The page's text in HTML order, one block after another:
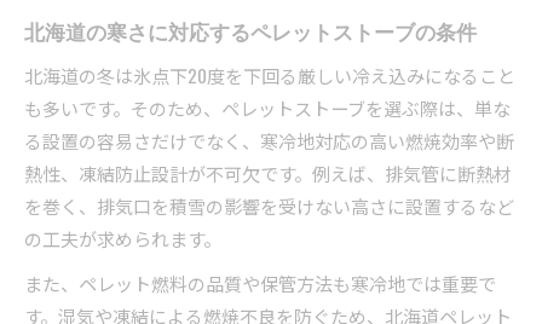
北海道の寒さに対応するペレットストーブの条件
北海道の冬は氷点下20度を下回る厳しい冷え込みになること
も多いです。そのため、ペレットストーブを選ぶ際は、単な
る設置の容易さだけでなく、寒冷地対応の高い燃焼効率や断
熱性、凍結防止設計が不可欠です。例えば、排気管に断熱材
を巻く、排気口を積雪の影響を受けない高さに設置するなど
の工夫が求められます。
また、ペレット燃料の品質や保管方法も寒冷地では重要で
す。湿気や凍結による燃焼不良を防ぐため、北海道ペレット